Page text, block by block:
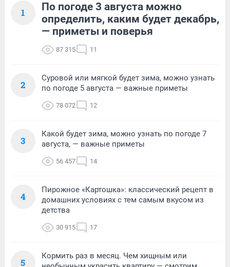
1
По погоде 3 августа можно
определить, каким будет декабрь,
— приметы и поверья
87 315 11
2
Суровой или мягкой будет зима, можно узнать
по погоде 5 августа — важные приметы
78 072 12
3
Какой будет зима, можно узнать по погоде 7
августа, — важные приметы
56 457 14
4
Пирожное «Картошка»: классический рецепт в
домашних условиях с тем самым вкусом из
детства
30 915 17
5
Кормить раз в месяц. Чем хищным или